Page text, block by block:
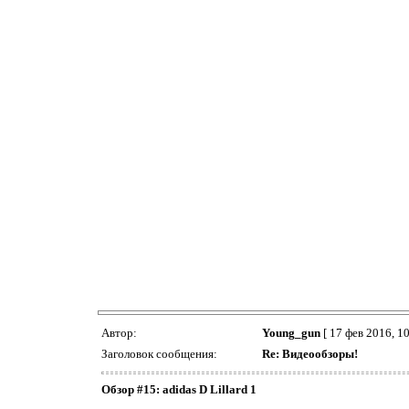
Автор: Young_gun [ 17 фев 2016,
Заголовок сообщения:
Re: Видеообзоры!
Обзор #15: adidas D Lillard 1